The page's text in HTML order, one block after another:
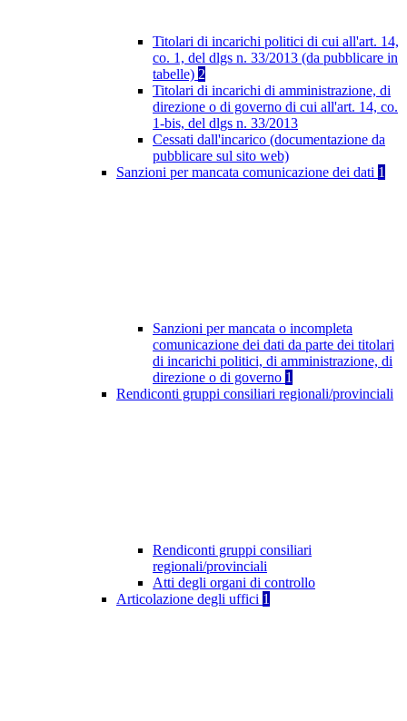
Titolari di incarichi politici di cui all'art. 14,
co. 1, del dlgs n. 33/2013 (da pubblicare in
tabelle) 2
Titolari di incarichi di amministrazione, di
direzione o di governo di cui all'art. 14, co.
1-bis, del dlgs n. 33/2013
Cessati dall'incarico (documentazione da
pubblicare sul sito web)
Sanzioni per mancata comunicazione dei dati 1
Sanzioni per mancata o incompleta
comunicazione dei dati da parte dei titolari
di incarichi politici, di amministrazione, di
direzione o di governo 1
Rendiconti gruppi consiliari regionali/provinciali
Rendiconti gruppi consiliari
regionali/provinciali
Atti degli organi di controllo
Articolazione degli uffici 1